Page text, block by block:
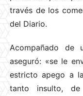
través de los
del Diario.
Acompañado de
aseguró: «se le
estricto apego a
tanto insulto,